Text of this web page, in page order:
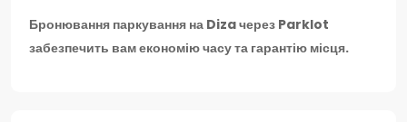
Бронювання паркування на Diza через Parklot
забезпечить вам економію часу та гарантію місця.